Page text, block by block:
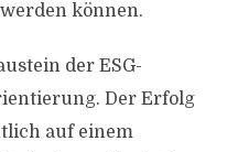
können.
der ESG-
Der Erfolg
auf einem